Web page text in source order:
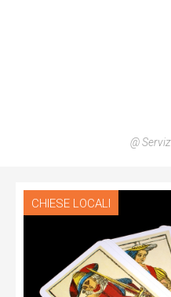
@
CHIESE LOCALI